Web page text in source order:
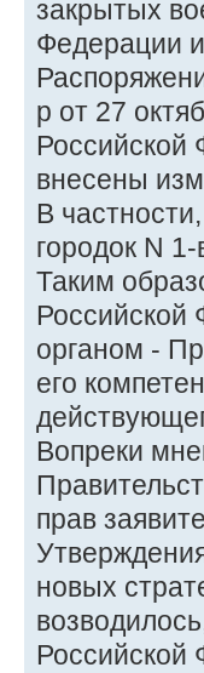
закрытых
Федерации
р от 27
Российской
внесены
В
городок N 1-
Таким
Российской
органом -
его
Вопреки
прав
новых
Российской